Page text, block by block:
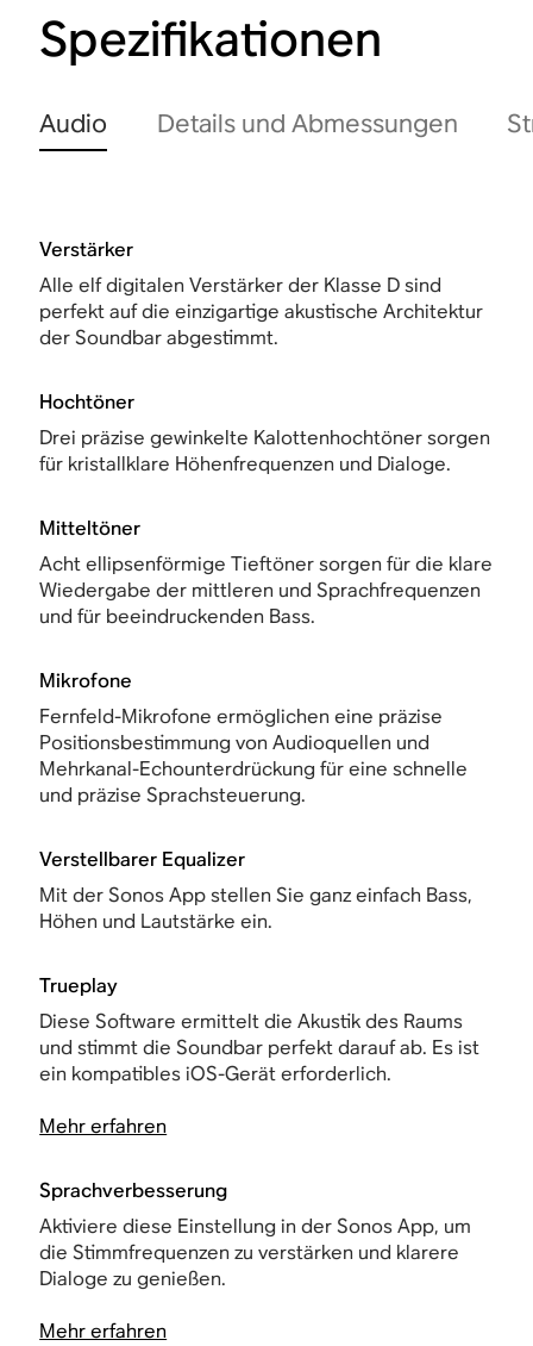
Spezifikationen
Audio Details und Abmessungen
Verstärker
Alle elf digitalen Verstärker der Klasse D sind
perfekt auf die einzigartige akustische Architektur
der Soundbar abgestimmt.
Hochtöner
Drei präzise gewinkelte Kalottenhochtöner sorgen
für kristallklare Höhenfrequenzen und Dialoge.
Mitteltöner
Acht ellipsenförmige Tieftöner sorgen für die klare
Wiedergabe der mittleren und Sprachfrequenzen
und für beeindruckenden Bass.
Mikrofone
Fernfeld-Mikrofone ermöglichen eine präzise
Positionsbestimmung von Audioquellen und
Mehrkanal-Echounterdrückung für eine schnelle
und präzise Sprachsteuerung.
Verstellbarer Equalizer
Mit der Sonos App stellen Sie ganz einfach Bass,
Höhen und Lautstärke ein.
Trueplay
Diese Software ermittelt die Akustik des Raums
und stimmt die Soundbar perfekt darauf ab. Es ist
ein kompatibles iOS-Gerät erforderlich.
Mehr erfahren
Sprachverbesserung
Aktiviere diese Einstellung in der Sonos App, um
die Stimmfrequenzen zu verstärken und klarere
Dialoge zu genießen.
Mehr erfahren